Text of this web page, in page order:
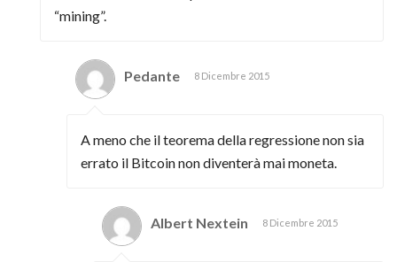
“mining”.
Pedante 8 Dicembre 2015
A meno che il teorema della regressione non sia
errato il Bitcoin non diventerà mai moneta.
Albert Nextein 8 Dicembre 2015